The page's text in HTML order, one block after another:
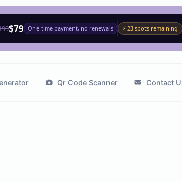
$79 One-time payment, no renewals ⚡ 23 spots remaining
Qr Code Scanner Contact